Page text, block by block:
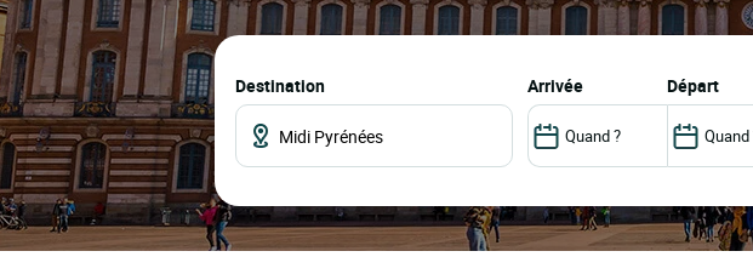
Destination arrivée départ